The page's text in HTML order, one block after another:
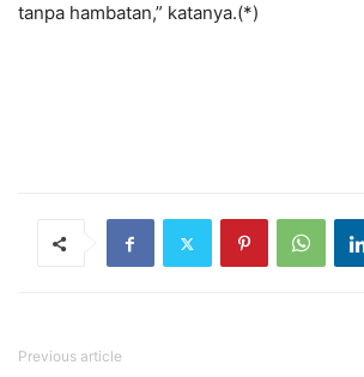
tanpa hambatan,” katanya.(*)
Previous article